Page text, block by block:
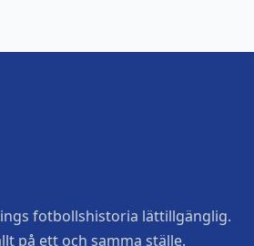
fotbollshistoria lättillgänglig.
på ett och samma ställe.